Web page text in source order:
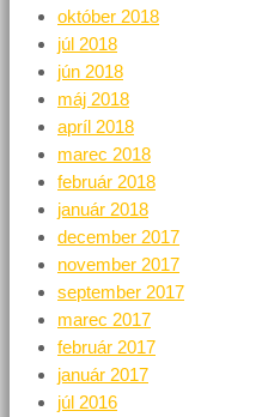
október 2018
júl 2018
jún 2018
máj 2018
apríl 2018
marec 2018
február 2018
január 2018
december 2017
november 2017
september 2017
marec 2017
február 2017
január 2017
júl 2016